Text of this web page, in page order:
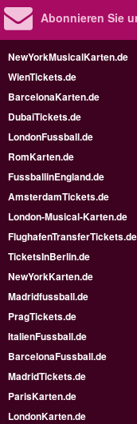
Abonnieren Sie
NewYorkMusicalKarten.de
WienTickets.de
BarcelonaKarten.de
DubaiTickets.de
LondonFussball.de
RomKarten.de
FussballinEngland.de
AmsterdamTickets.de
London-Musical-Karten.de
FlughafenTransferTickets.de
TicketsInBerlin.de
NewYorkKarten.de
Madridfussball.de
PragTickets.de
ItalienFussball.de
BarcelonaFussball.de
MadridTickets.de
ParisKarten.de
LondonKarten.de